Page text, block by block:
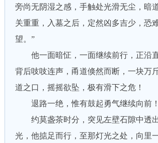
旁尚无阴湿之感，手触处光滑无尘，暗
关重重，入墓之后，定然凶多吉少，恐
望。”
他一面暗怔，一面继续前行，正沿
背后吱吱连声，甬道倏然而断，一块万
道之口，摇摇欲坠，极有滑下之危！
退路一绝，惟有鼓起勇气继续向前！
约莫盏茶时分，突见左壁石隙中透
光，他掂足而行，至那灯光之处，向里